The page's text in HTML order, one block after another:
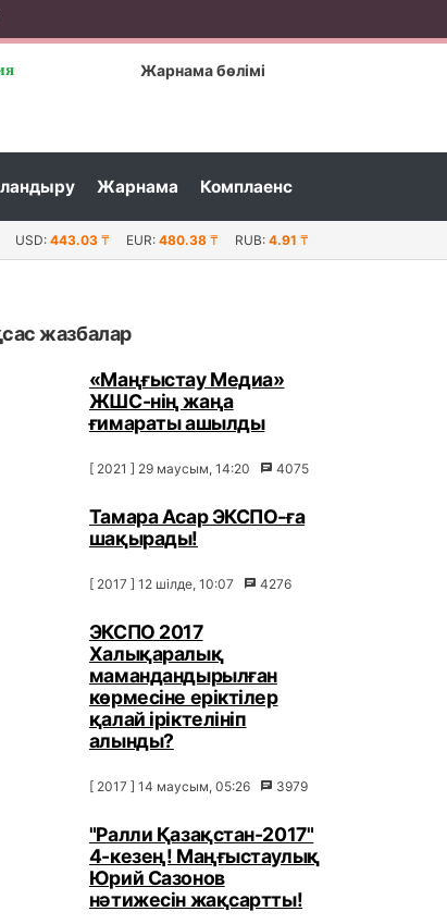
Жарнама бөлімі
Жарнама Комплаенс
Мұнайлы мектебі мұғалімдерінің шағымына
USD: 443.03 ₸ EUR: 480.38 ₸ RUB: 4.91 ₸
жазбалар
«Маңғыстау Медиа»
ЖШС-нің жаңа
ғимараты ашылды
[ 2021 ] 29 маусым, 14:20 4075
Тамара Асар ЭКСПО-ға
шақырады!
[ 2017 ] 12 шілде, 10:07 4276
ЭКСПО 2017
Халықаралық
мамандандырылған
көрмесіне еріктілер
қалай іріктелініп
алынды?
[ 2017 ] 14 маусым, 05:26 3979
"Ралли Қазақстан-2017"
4-кезең! Маңғыстаулық
Юрий Сазонов
нәтижесін жақсартты!